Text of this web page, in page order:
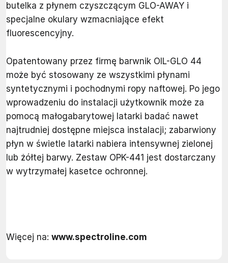
butelka z płynem czyszczącym GLO-AWAY i
specjalne okulary wzmacniające efekt
fluorescencyjny.
Opatentowany przez firmę barwnik OIL-GLO 44
może być stosowany ze wszystkimi płynami
syntetycznymi i pochodnymi ropy naftowej. Po jego
wprowadzeniu do instalacji użytkownik może za
pomocą małogabarytowej latarki badać nawet
najtrudniej dostępne miejsca instalacji; zabarwiony
płyn w świetle latarki nabiera intensywnej zielonej
lub żółtej barwy. Zestaw OPK-441 jest dostarczany
w wytrzymałej kasetce ochronnej.
Więcej na: www.spectroline.com